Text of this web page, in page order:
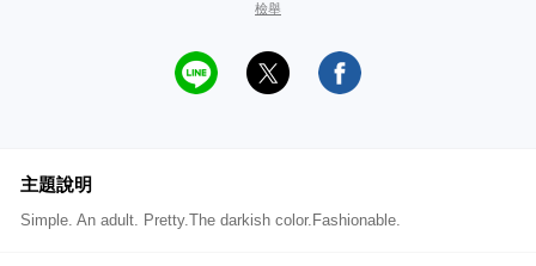
檢舉
主題說明
Simple. An adult. Pretty.The darkish color.Fashionable.